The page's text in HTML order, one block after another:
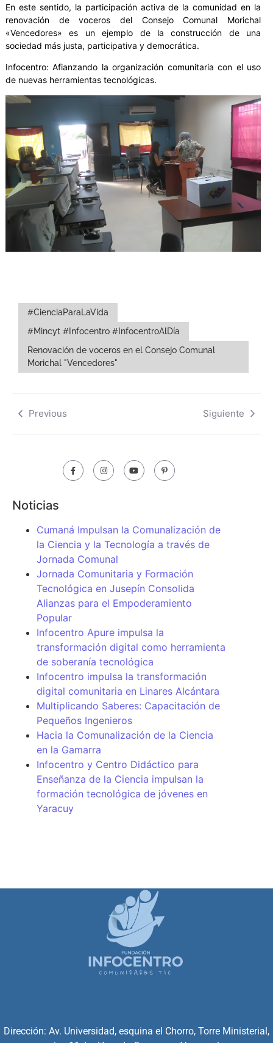
En este sentido, la participación activa de la comunidad en la
renovación de voceros del Consejo Comunal Morichal
«Vencedores» es un ejemplo de la construcción de una
sociedad más justa, participativa y democrática.
Infocentro: Afianzando la organización comunitaria con el uso
de nuevas herramientas tecnológicas.
#CienciaParaLaVida
#Mincyt #Infocentro #InfocentroAlDía
Renovación de voceros en el Consejo Comunal
Morichal "Vencedores"
Previous Siguiente
Noticias
Cumaná Impulsan la Comunalización de
la Ciencia y la Tecnología a través de
Jornada Comunal
Jornada Comunitaria y Formación
Tecnológica en Jusepín Consolida
Alianzas para el Empoderamiento
Popular
Infocentro Apure impulsa la
transformación digital como herramienta
de soberanía tecnológica
Infocentro impulsa la transformación
digital comunitaria en Linares Alcántara
Multiplicando Saberes: Capacitación de
Pequeños Ingenieros
Hacia la Comunalización de la Ciencia
en la Gamarra
Infocentro y Centro Didáctico para
Enseñanza de la Ciencia impulsan la
formación tecnológica de jóvenes en
Yaracuy
Dirección: Av. Universidad, esquina el Chorro, Torre Ministerial,